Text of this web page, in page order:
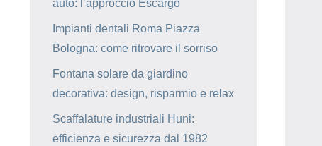
auto: l’approccio Escargo
Impianti dentali Roma Piazza
Bologna: come ritrovare il sorriso
Fontana solare da giardino
decorativa: design, risparmio e relax
Scaffalature industriali Huni:
efficienza e sicurezza dal 1982